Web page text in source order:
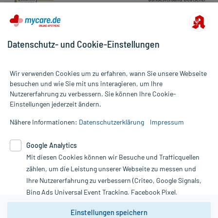
Alle Preise gelten inkl. MwSt., ggf. zzgl. Versandkosten
Informationen auf dieser Website werden ausschließlich für
die Untersuchung und Behandlung durch einen Arzt. Bitte
Therapien eingeleitet werden können. | Diese Webseite benutzt
Google Analytics. Lesen Sie bitte dazu die wichtigen Hinweise in
unserer Datenschutzerklärung. Für den Widerruf einer Bestellung
nutzen Sie das Formular:
Vertrag widerrufen
Datenschutz- und Cookie-Einstellungen
Wir verwenden Cookies um zu erfahren, wann Sie unsere Webseite
besuchen und wie Sie mit uns interagieren, um Ihre
Nutzererfahrung zu verbessern. Sie können Ihre Cookie-
Einstellungen jederzeit ändern.
Nähere Informationen: Datenschutzerklärung Impressum
Google Analytics
Mit diesen Cookies können wir Besuche und Trafficquellen
zählen, um die Leistung unserer Webseite zu messen und
Ihre Nutzererfahrung zu verbessern (Criteo, Google Signals,
Bing Ads Universal Event Tracking, Facebook Pixel,
Youtube-Social Plugin).
Einstellungen speichern